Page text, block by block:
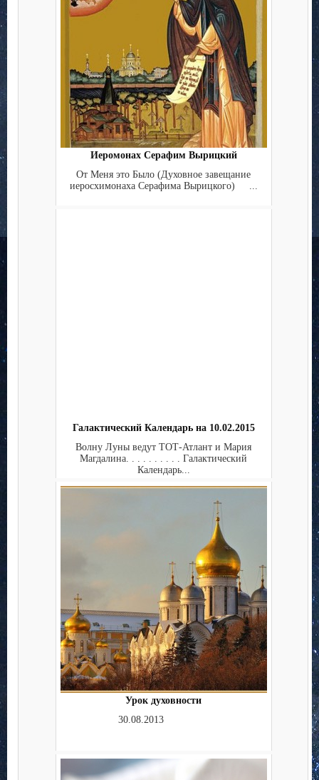
Иеромонах Серафим Вырицкий
От Меня это Было (Дyховное завещание
иеросхимонаха Серафима Вырицкого) ...
Галактический Календарь на 10.02.2015
Волну Луны ведут ТОТ-Атлант и Мария
Магдалина. . . . . . . . . . Галактический
Календарь...
Урок духовности
30.08.2013